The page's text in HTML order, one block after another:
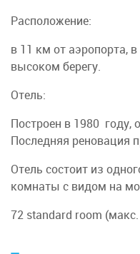
Расположение:
в 11 км от аэропорта,
высоком берегу.
Отель:
Построен в 1980
Последняя реновация
Отель состоит из
комнаты с видом на
72 standard room